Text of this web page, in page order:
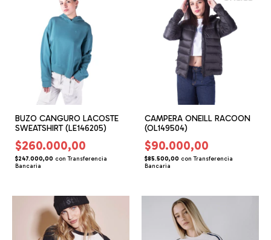
BUZO CANGURO LACOSTE
SWEATSHIRT (LE146205)
$260.000,00
$247.000,00 con Transferencia
Bancaria
CAMPERA ONEILL RACOON
(OL149504)
$90.000,00
$85.500,00 con Transferencia
Bancaria